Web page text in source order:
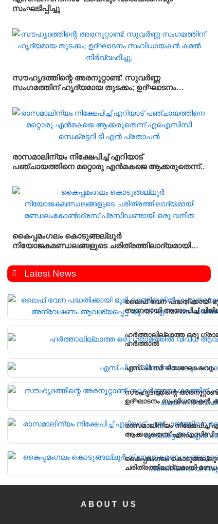
സംഘടിപ്പിച്ചു
സൗഹൃദത്തിന്റെ അരനൂറ്റാണ്ട്: സുവർണ്ണ
സംഗമത്തിന് ഹൃദ്യമായ തുടക്കം; ഉദ്ഘാടനം
രാസമാലിന്യം നിക്ഷേപിച്ച് എറിയാട്
പഞ്ചായത്തിനെ മറ്റൊരു എൻമകജെ ആക്കരുതെന്ന്
കൈപ്പമംഗലം കൊടുങ്ങല്ലൂർ
നിയോജകമണ്ഡലങ്ങളുടെ ചരിത്രത്തിലാദ്യമായി
Latest News
ലൈഫ് ഭവന പദ്ധതിക്കായി
നടന്നതായി ആരോപിച്ച്
പഞ്ചായത്ത് ഓഫീസിലേക്ക്
ഹർത്താലില്ലാത്ത ഒരു
ഹർത്താൽ
എസ്.പി.സി ദിനാഘോഷവും
സൗഹൃദത്തിന്റെ
ഉദ്ഘാടനം സംവിധായകൻ
രാസമാലിന്യം
ആക്കരുതെന്ന് എഐസിസി
കൈപ്പമംഗലം
ചരിത്രത്തിലാദ്യമായി
ABOUT US